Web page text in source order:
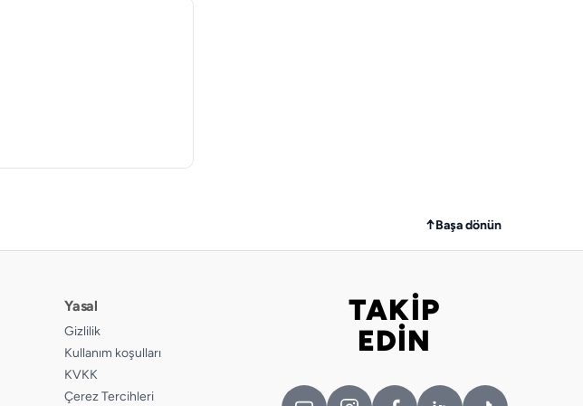
↑Başa dönün
Yasal
Gizlilik
Kullanım koşulları
KVKK
Çerez Tercihleri
Bizi takip edin
TAKİP
EDİN